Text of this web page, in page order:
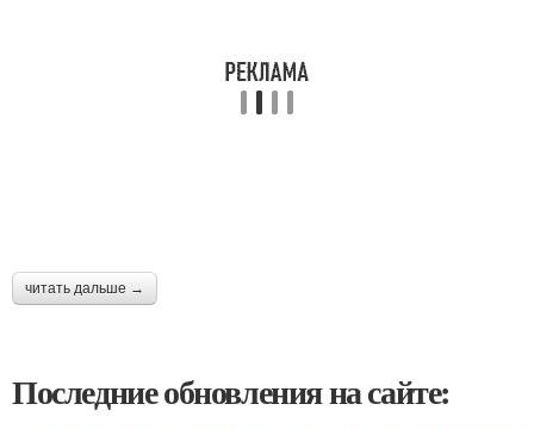
читать дальше →
Последние обновления на сайте: